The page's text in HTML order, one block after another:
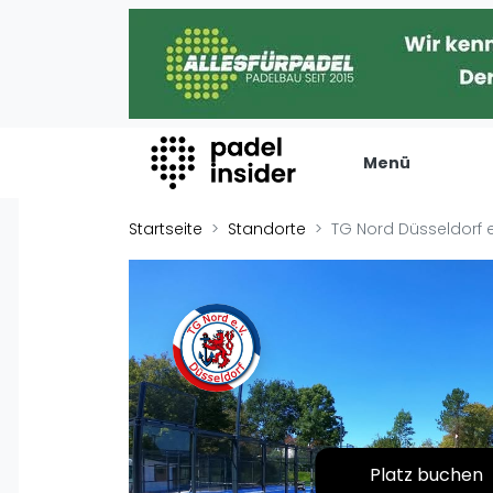
Menü
Padel Insider
Padelstandorte
Organisationen
Buchungssysteme
Padel-Shops
Padel-Marken
Padelplatzbauer
Ranking
Männer
Startseite Standorte TG Nord Düsseldorf
Platz buchen